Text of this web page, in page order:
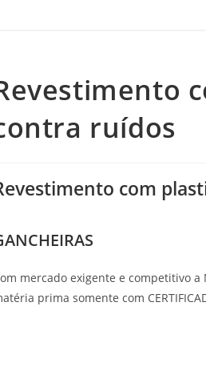
ruídos
com
mercado exigente e competitivo a
prima somente com